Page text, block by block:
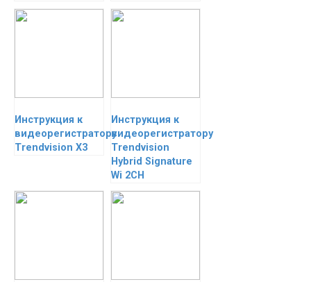
Инструкция к
видеорегистратору
Trendvision X3
Инструкция к
видеорегистратору
Trendvision
Hybrid Signature
Wi 2CH